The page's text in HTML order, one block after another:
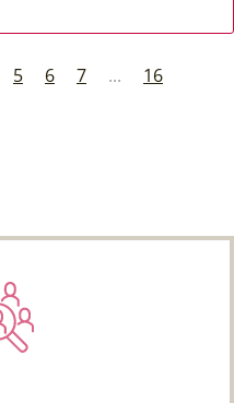
5 6 7 ...
16